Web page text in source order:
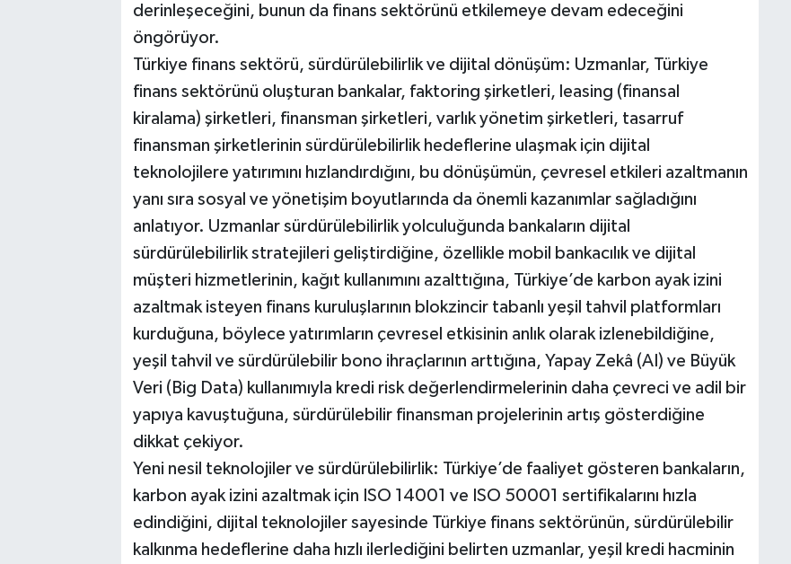
derinleşeceğini, bunun da finans sektörünü etkilemeye devam edeceğini
öngörüyor.
Türkiye finans sektörü, sürdürülebilirlik ve dijital dönüşüm: Uzmanlar, Türkiye
finans sektörünü oluşturan bankalar, faktoring şirketleri, leasing (finansal
kiralama) şirketleri, finansman şirketleri, varlık yönetim şirketleri, tasarruf
finansman şirketlerinin sürdürülebilirlik hedeflerine ulaşmak için dijital
teknolojilere yatırımını hızlandırdığını, bu dönüşümün, çevresel etkileri azaltmanın
yanı sıra sosyal ve yönetişim boyutlarında da önemli kazanımlar sağladığını
anlatıyor. Uzmanlar sürdürülebilirlik yolculuğunda bankaların dijital
sürdürülebilirlik stratejileri geliştirdiğine, özellikle mobil bankacılık ve dijital
müşteri hizmetlerinin, kağıt kullanımını azalttığına, Türkiye’de karbon ayak izini
azaltmak isteyen finans kuruluşlarının blokzincir tabanlı yeşil tahvil platformları
kurduğuna, böylece yatırımların çevresel etkisinin anlık olarak izlenebildiğine,
yeşil tahvil ve sürdürülebilir bono ihraçlarının arttığına, Yapay Zekâ (AI) ve Büyük
Veri (Big Data) kullanımıyla kredi risk değerlendirmelerinin daha çevreci ve adil bir
yapıya kavuştuğuna, sürdürülebilir finansman projelerinin artış gösterdiğine
dikkat çekiyor.
Yeni nesil teknolojiler ve sürdürülebilirlik: Türkiye’de faaliyet gösteren bankaların,
karbon ayak izini azaltmak için ISO 14001 ve ISO 50001 sertifikalarını hızla
edindiğini, dijital teknolojiler sayesinde Türkiye finans sektörünün, sürdürülebilir
kalkınma hedeflerine daha hızlı ilerlediğini belirten uzmanlar, yeşil kredi hacminin